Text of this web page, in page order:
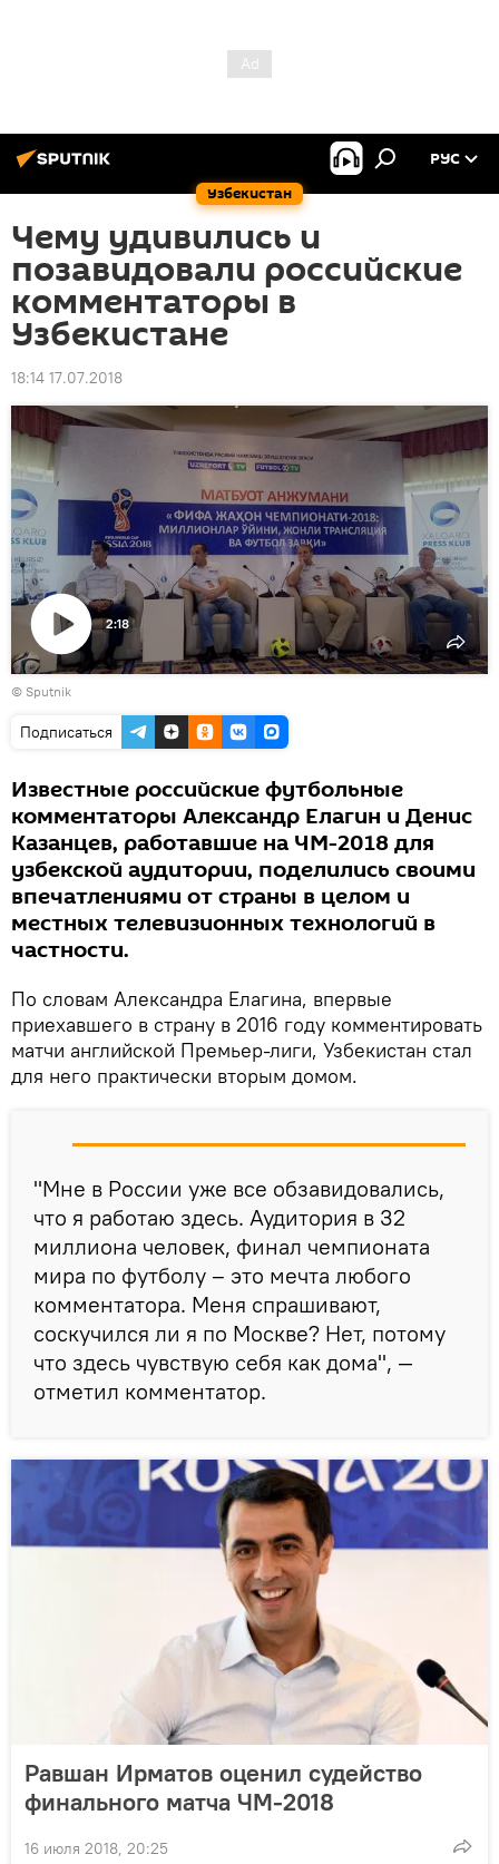
Узбекистан
РУС
Чему удивились и
позавидовали российские
комментаторы в
Узбекистане
18:14 17.07.2018
Воспроизвести
видео
2:18
© Sputnik
Подписаться
Известные российские футбольные
комментаторы Александр Елагин и Денис
Казанцев, работавшие на ЧМ-2018 для
узбекской аудитории, поделились своими
впечатлениями от страны в целом и
местных телевизионных технологий в
частности.
По словам Александра Елагина, впервые
приехавшего в страну в 2016 году комментировать
матчи английской Премьер-лиги, Узбекистан стал
для него практически вторым домом.
"Мне в России уже все обзавидовались,
что я работаю здесь. Аудитория в 32
миллиона человек, финал чемпионата
мира по футболу – это мечта любого
комментатора. Меня спрашивают,
соскучился ли я по Москве? Нет, потому
что здесь чувствую себя как дома", —
отметил комментатор.
Равшан Ирматов оценил судейство
финального матча ЧМ-2018
16 июля 2018, 20:25